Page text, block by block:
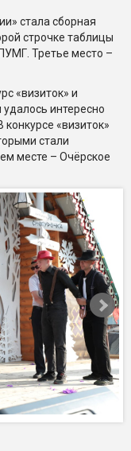
стала сборная
строчке таблицы
Третье место –
«визиток» и
интересно
«визиток»
стали
месте – Очёрское